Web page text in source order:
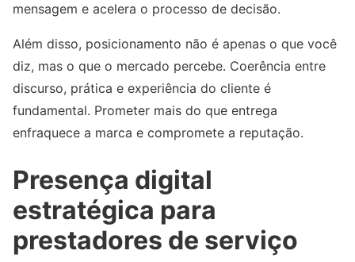
mensagem e acelera o processo de decisão.
Além disso, posicionamento não é apenas o que você
diz, mas o que o mercado percebe. Coerência entre
discurso, prática e experiência do cliente é
fundamental. Prometer mais do que entrega
enfraquece a marca e compromete a reputação.
Presença digital
estratégica para
prestadores de serviço